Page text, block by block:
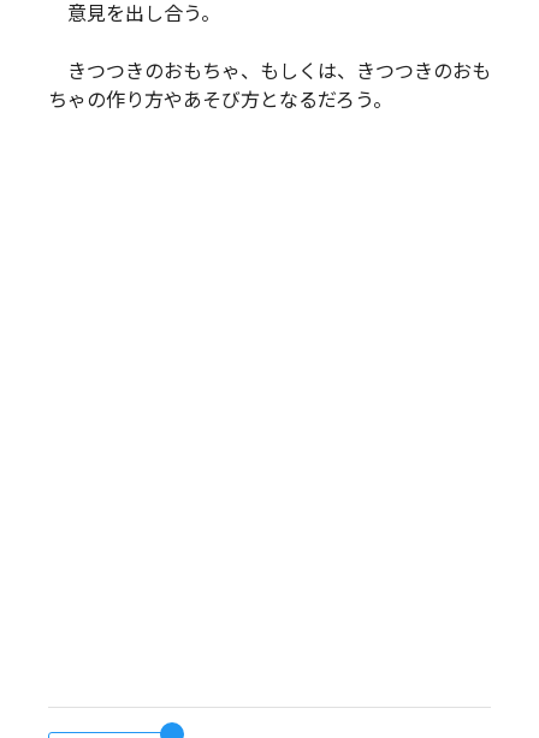
意見を出し合う。
きつつきのおもちゃ、もしくは、きつつきのおも
ちゃの作り方やあそび方となるだろう。